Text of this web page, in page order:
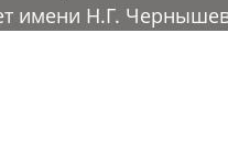
имени Н.Г.